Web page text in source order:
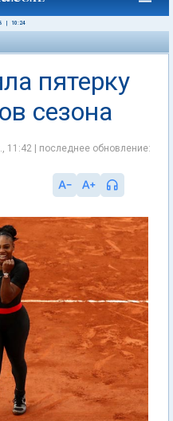
10:24
пятерку
сезона
11:42 | последнее обновление: